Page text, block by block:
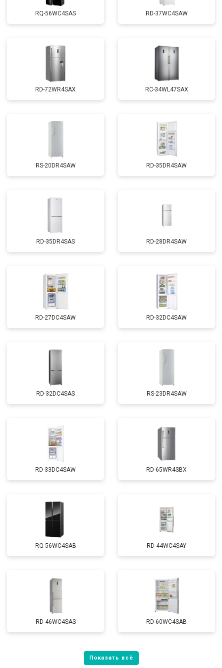
RQ-56WC4SAS RD-37WC4SAW
RD-72WR4SAX RС-34WL47SAX
RS-20DR4SAW RD-35DR4SAW
RD-35DR4SAS RD-28DR4SAW
RD-27DC4SAW RD-32DC4SAW
RD-32DC4SAS RS-23DR4SAW
RD-33DC4SAW RD-65WR4SBX
RQ-56WC4SAB RD-44WC4SAY
RD-46WC4SAS RD-60WC4SAB